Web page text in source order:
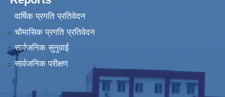
वार्षिक प्रगति प्रतिवेदन
चौमासिक प्रगति प्रतिवेदन
सार्वजनिक सुनुवाई
सार्वजनिक परीक्षण